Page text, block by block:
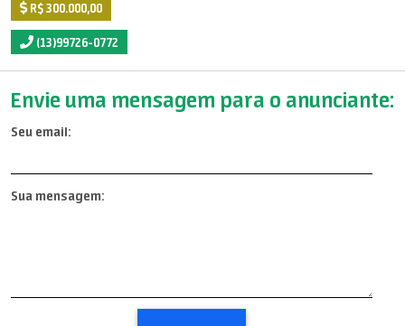
R$ 300.000,00
(13)99726-0772
Envie uma mensagem para o anunciante:
Seu email:
Sua mensagem: